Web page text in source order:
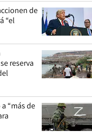
de
“el
reserva
“más de